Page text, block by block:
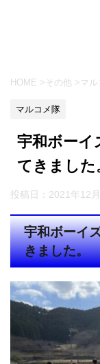
HOME > その他 >マル
マルコメ隊
宇和ボーイ
てきました
投稿日： 2021年12
宇和ボーイ
きました。